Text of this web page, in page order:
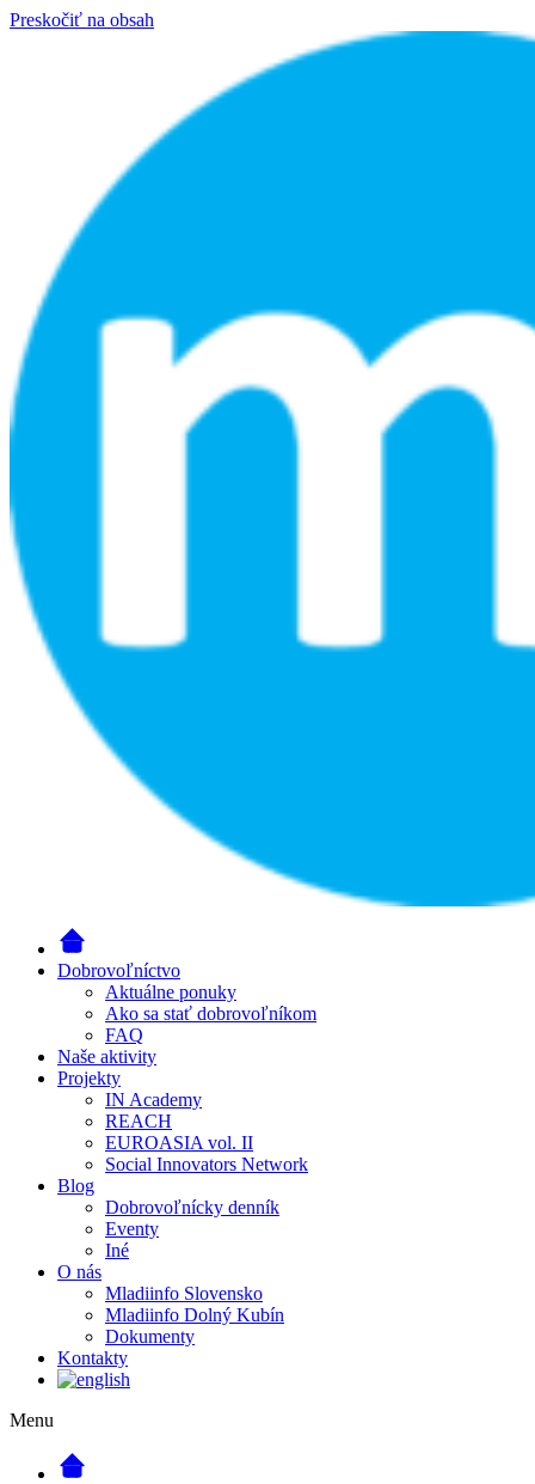
Preskočiť na obsah
Dobrovoľníctvo
Aktuálne ponuky
Ako sa stať dobrovoľníkom
FAQ
Naše aktivity
Projekty
IN Academy
REACH
EUROASIA vol. II
Social Innovators Network
Blog
Dobrovoľnícky denník
Eventy
Iné
O nás
Mladiinfo Slovensko
Mladiinfo Dolný Kubín
Dokumenty
Kontakty
Menu